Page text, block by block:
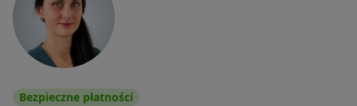
Bezpieczne płatności